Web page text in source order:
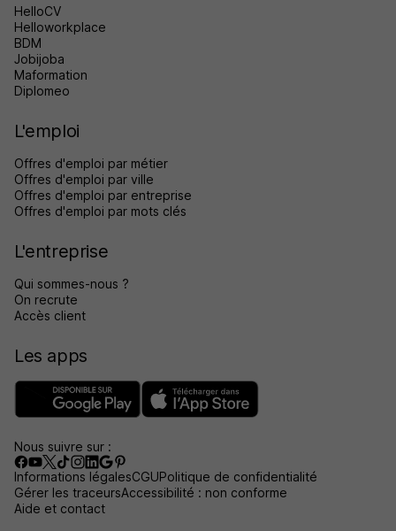
HelloCV
Helloworkplace
BDM
Jobijoba
Maformation
Diplomeo
L'emploi
Offres d'emploi par métier
Offres d'emploi par ville
Offres d'emploi par entreprise
Offres d'emploi par mots clés
L'entreprise
Qui sommes-nous ?
On recrute
Accès client
Les apps
Nous suivre sur :
Informations légalesCGUPolitique de confidentialité
Gérer les traceursAccessibilité : non conforme
Aide et contact